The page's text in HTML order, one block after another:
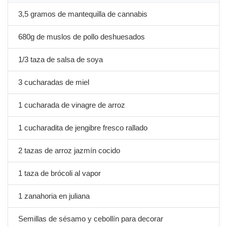
3,5 gramos de mantequilla de cannabis
680g de muslos de pollo deshuesados
1/3 taza de salsa de soya
3 cucharadas de miel
1 cucharada de vinagre de arroz
1 cucharadita de jengibre fresco rallado
2 tazas de arroz jazmín cocido
1 taza de brócoli al vapor
1 zanahoria en juliana
Semillas de sésamo y cebollín para decorar